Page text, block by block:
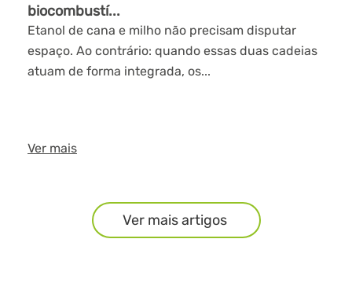
biocombustí...
Etanol de cana e milho não precisam disputar
espaço. Ao contrário: quando essas duas cadeias
atuam de forma integrada, os...
Ver mais
Ver mais artigos